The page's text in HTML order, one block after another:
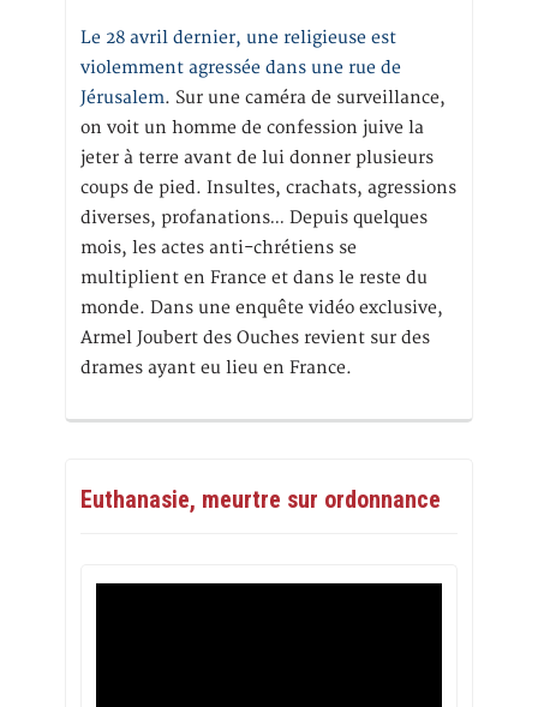
Le 28 avril dernier, une religieuse est
violemment agressée dans une rue de
Jérusalem. Sur une caméra de surveillance,
on voit un homme de confession juive la
jeter à terre avant de lui donner plusieurs
coups de pied. Insultes, crachats, agressions
diverses, profanations… Depuis quelques
mois, les actes anti-chrétiens se
multiplient en France et dans le reste du
monde. Dans une enquête vidéo exclusive,
Armel Joubert des Ouches revient sur des
drames ayant eu lieu en France.
Euthanasie, meurtre sur ordonnance